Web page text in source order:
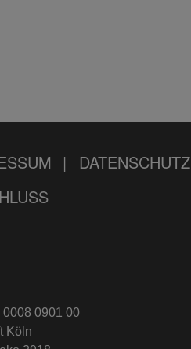
DATENSCHUTZ
0008 0901 00
Köln